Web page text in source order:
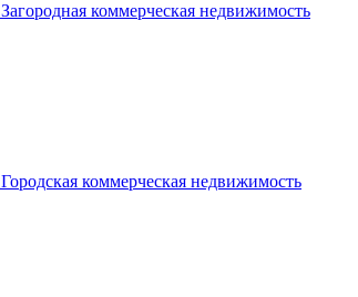
Загородная коммерческая недвижимость
Городская коммерческая недвижимость